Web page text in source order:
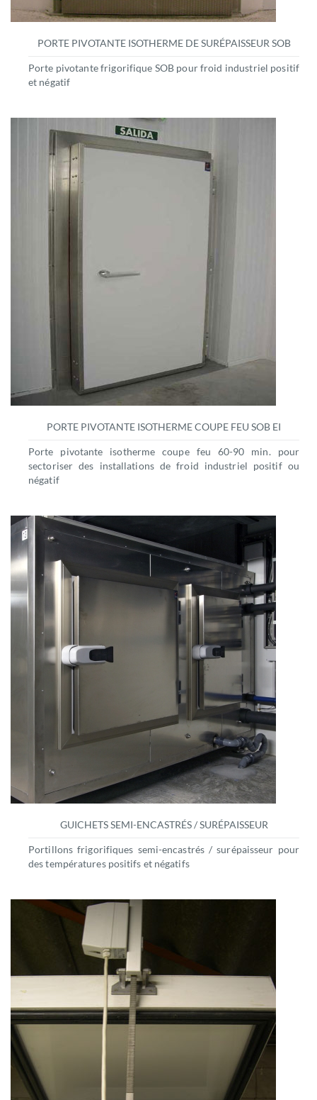
PORTE PIVOTANTE ISOTHERME DE SURÉPAISSEUR SOB
Porte pivotante frigorifique SOB pour froid industriel positif
et négatif
PORTE PIVOTANTE ISOTHERME COUPE FEU SOB EI
Porte pivotante isotherme coupe feu 60-90 min. pour
sectoriser des installations de froid industriel positif ou
négatif
GUICHETS SEMI-ENCASTRÉS / SURÉPAISSEUR
Portillons frigorifiques semi-encastrés / surépaisseur pour
des températures positifs et négatifs